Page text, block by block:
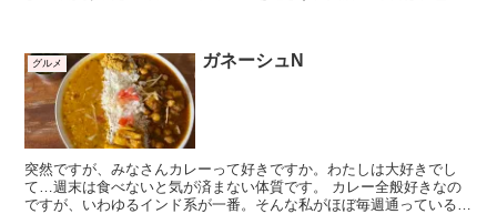
グルメ ガネーシュN
突然ですが、みなさんカレーって好きですか。わたしは大好きでし
て…週末は食べないと気が済まない体質です。 カレー全般好きなの
ですが、いわゆるインド系が一番。そんな私がほぼ毎週通っているの